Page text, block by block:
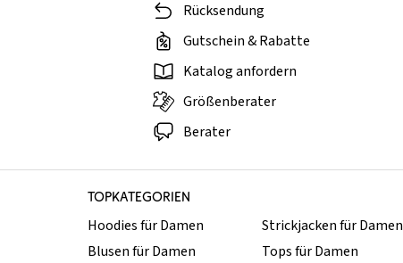
Rücksendung
Gutschein & Rabatte
Katalog anfordern
Größenberater
Berater
TOPKATEGORIEN
Hoodies für Damen
Blusen für Damen
Strickjacken für Damen
Tops für Damen